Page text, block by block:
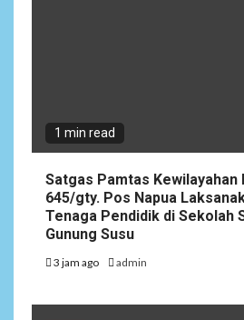
1 min read
Satgas Pamtas Kewilayahan
645/gty. Pos Napua
Tenaga Pendidik di Sekolah
Gunung Susu
3 jam ago admin